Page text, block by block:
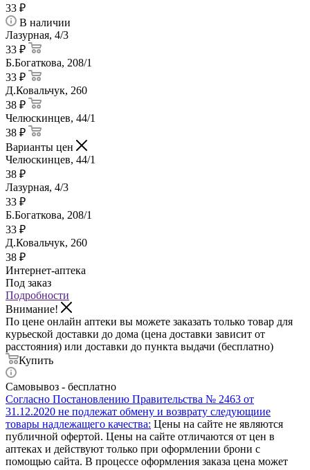
33 ₽
В наличии
Лазурная, 4/3
33 ₽
Б.Богаткова, 208/1
33 ₽
Д.Ковальчук, 260
38 ₽
Челюскинцев, 44/1
38 ₽
Варианты цен
Челюскинцев, 44/1
38 ₽
Лазурная, 4/3
33 ₽
Б.Богаткова, 208/1
33 ₽
Д.Ковальчук, 260
38 ₽
Интернет-аптека
Под заказ
Подробности
Внимание!
По цене онлайн аптеки вы можете заказать только товар для
курьеской доставки до дома (цена доставки зависит от
расстояния) или доставки до пункта выдачи (бесплатно)
Купить
Самовывоз - бесплатно
Согласно Постановлению Правительства № 2463 от
31.12.2020 не подлежат обмену и возврату следующиие
товары надлежащего качества: Цены на сайте не являются
публичной офертой. Цены на сайте отличаются от цен в
аптеках и действуют только при оформлении брони с
помощью сайта. В процессе оформления заказа цена может